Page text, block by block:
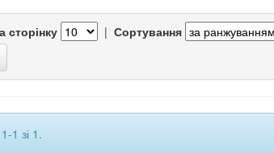
сторінку | Сортування
1 зі 1.